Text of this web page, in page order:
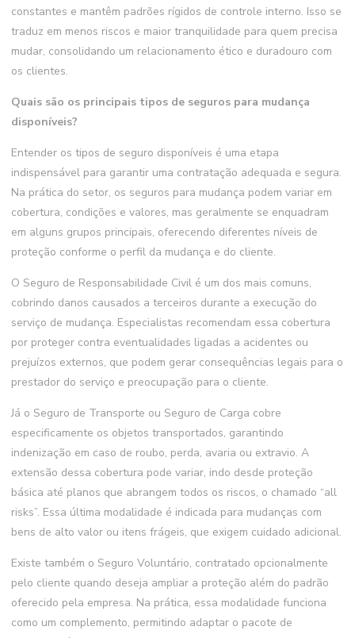
constantes e mantêm padrões rígidos de controle interno. Isso se
traduz em menos riscos e maior tranquilidade para quem precisa
mudar, consolidando um relacionamento ético e duradouro com
os clientes.
Quais são os principais tipos de seguros para mudança
disponíveis?
Entender os tipos de seguro disponíveis é uma etapa
indispensável para garantir uma contratação adequada e segura.
Na prática do setor, os seguros para mudança podem variar em
cobertura, condições e valores, mas geralmente se enquadram
em alguns grupos principais, oferecendo diferentes níveis de
proteção conforme o perfil da mudança e do cliente.
O Seguro de Responsabilidade Civil é um dos mais comuns,
cobrindo danos causados a terceiros durante a execução do
serviço de mudança. Especialistas recomendam essa cobertura
por proteger contra eventualidades ligadas a acidentes ou
prejuízos externos, que podem gerar consequências legais para o
prestador do serviço e preocupação para o cliente.
Já o Seguro de Transporte ou Seguro de Carga cobre
especificamente os objetos transportados, garantindo
indenização em caso de roubo, perda, avaria ou extravio. A
extensão dessa cobertura pode variar, indo desde proteção
básica até planos que abrangem todos os riscos, o chamado “all
risks”. Essa última modalidade é indicada para mudanças com
bens de alto valor ou itens frágeis, que exigem cuidado adicional.
Existe também o Seguro Voluntário, contratado opcionalmente
pelo cliente quando deseja ampliar a proteção além do padrão
oferecido pela empresa. Na prática, essa modalidade funciona
como um complemento, permitindo adaptar o pacote de